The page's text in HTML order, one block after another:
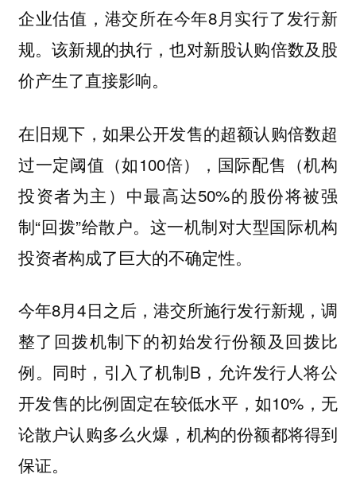
企业估值，港交所在今年8月实行了发行新
规。该新规的执行，也对新股认购倍数及股
价产生了直接影响。
在旧规下，如果公开发售的超额认购倍数超
过一定阈值（如100倍），国际配售（机构
投资者为主）中最高达50%的股份将被强
制“回拨”给散户。这一机制对大型国际机构
投资者构成了巨大的不确定性。
今年8月4日之后，港交所施行发行新规，调
整了回拨机制下的初始发行份额及回拨比
例。同时，引入了机制B，允许发行人将公
开发售的比例固定在较低水平，如10%，无
论散户认购多么火爆，机构的份额都将得到
保证。